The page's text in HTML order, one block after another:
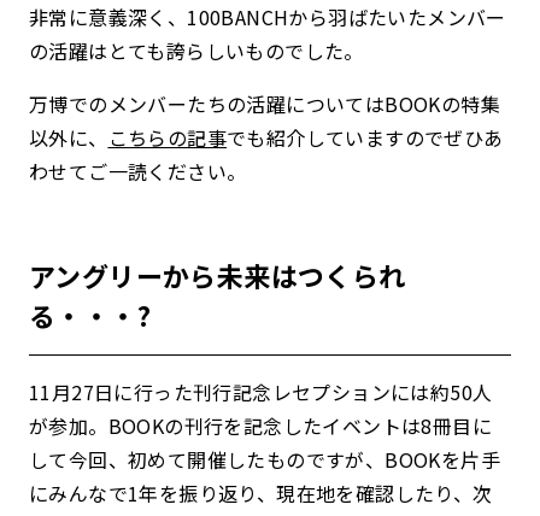
非常に意義深く、100BANCHから羽ばたいたメンバー
の活躍はとても誇らしいものでした。
万博でのメンバーたちの活躍についてはBOOKの特集
以外に、 こちらの記事でも紹介していますのでぜひあ
わせてご一読ください。
アングリーから未来はつくられ
る・・・?
11月27日に行った刊行記念レセプションには約50人
が参加。BOOKの刊行を記念したイベントは8冊目に
して今回、初めて開催したものですが、BOOKを片手
にみんなで1年を振り返り、現在地を確認したり、次